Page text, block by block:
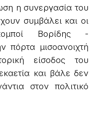
η συνεργασία του
συμβάλει και οι
Βορίδης -
πόρτα μισοανοιχτή
είσοδος του
και βάλε δεν
στον πολιτικό